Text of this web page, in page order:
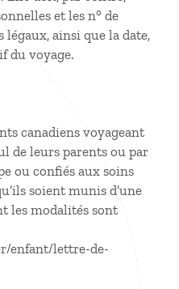
et les n° de
légaux, ainsi que la date,
du voyage.
canadiens voyageant
de leurs parents ou par
ou confiés aux soins
soient munis d’une
les modalités sont
enfant/lettre-de-